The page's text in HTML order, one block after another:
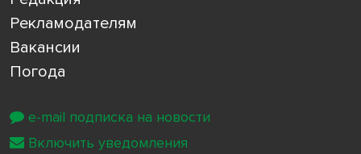
Рекламодателям
Вакансии
Погода
e-mail подписка на новости
Включить уведомления